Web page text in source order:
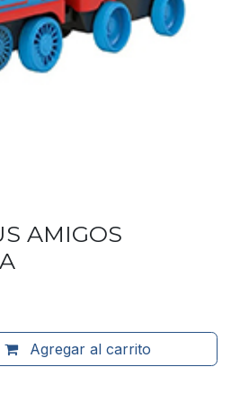
AMIGOS
Agregar al carrito